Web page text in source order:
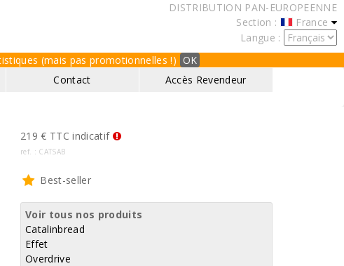
DISTRIBUTION PAN-EUROPEENNE
Section :
France
Langue :
(mais pas promotionnelles !) OK
Contact Accès Revendeur
219 € TTC indicatif
ref. : CATSAB
Best-seller
Voir tous nos produits
Catalinbread
Effet
Overdrive